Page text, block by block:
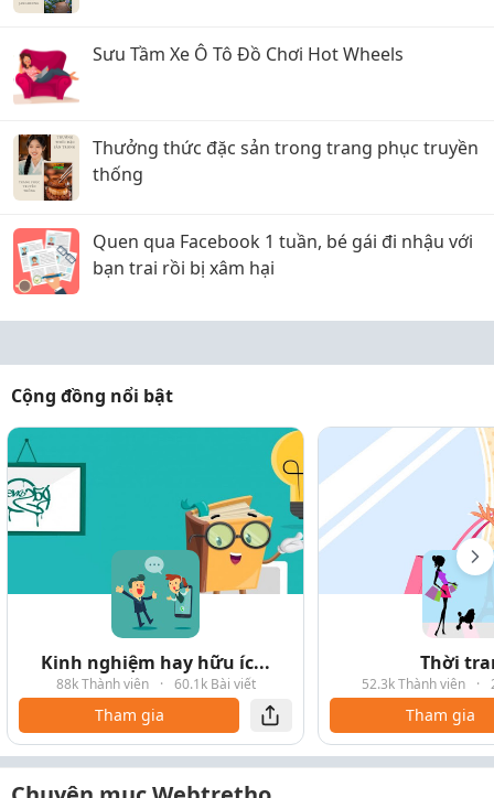
Sưu Tầm Xe Ô Tô Đồ Chơi Hot Wheels
Thưởng thức đặc sản trong trang phục truyền
thống
Quen qua Facebook 1 tuần, bé gái đi nhậu với
bạn trai rồi bị xâm hại
Cộng đồng nổi bật
Kinh nghiệm hay hữu íc...
88k Thành viên · 60.1k Bài viết
Tham gia
Thời
52.3k Thành viên ·
Tham gia